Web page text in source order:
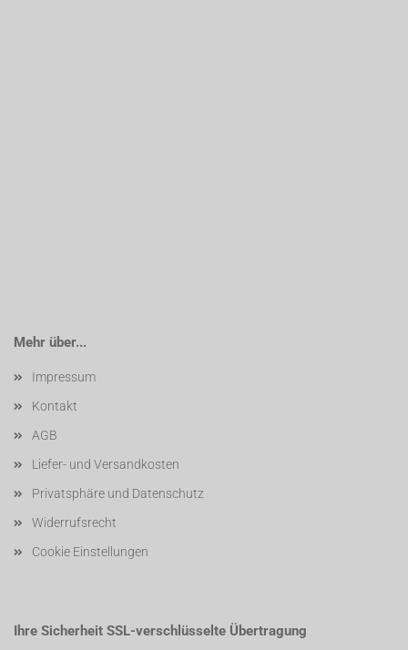
Mehr über...
Impressum
Kontakt
AGB
Liefer- und Versandkosten
Privatsphäre und Datenschutz
Widerrufsrecht
Cookie Einstellungen
Ihre Sicherheit SSL-verschlüsselte Übertragung